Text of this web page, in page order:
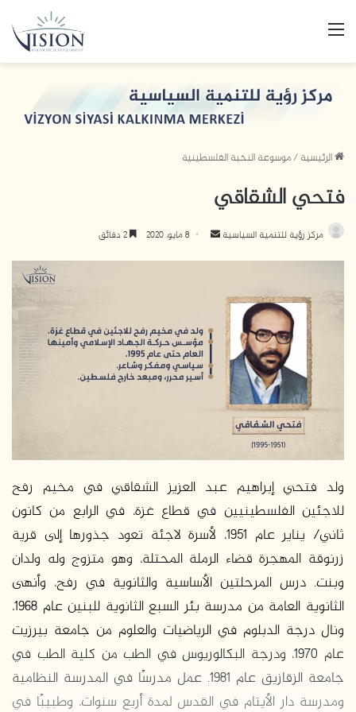
الرئيسية/موسوعة النخبة الفلسطينية
فتحي الشقاقي
مركز رؤية للتنمية السياسية
ر
ي
د
ت
ر
ي
ا
8 مايو، 2020
ولد فتحي إبراهيم عبد العزيز الشقاقي في مخيم رفح
للاجئين الفلسطينيين في قطاع غزة، في الرابع من كانون
ثاني/ يناير عام 1951، لأسرة لاجئة تعود جذورها إلى قرية
زرنوقة المهجرة قضاء الرملة المحتلة، وهو متزوج وله ولدان
وبنت. درس المرحلتين الأساسية والثانوية في رفح، وأنهى
الثانوية العامة من مدرسة بئر السبع الثانوية للبنين عام 1968،
ونال درجة الدبلوم في الرياضيات والعلوم من جامعة بيرزيت
عام 1970، ودرجة البكالوريوس في الطب من كلية الطب في
جامعة الزقازيق عام 1981. عمل مدرسًا في المدرسة النظامية
ومدرسة دار الأيتام في القدس لمدة أربع سنوات، وطبيبًا في